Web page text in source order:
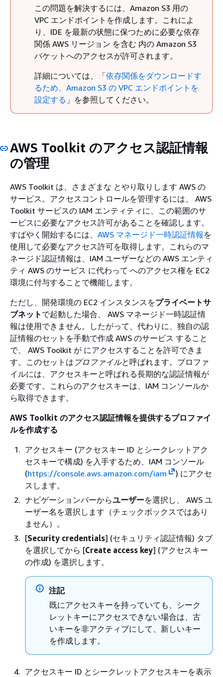
この問題を解決するには、Amazon S3 用の
VPC エンドポイントを作成します。これによ
り、IDE を最新の状態に保つために必要な依存
関係 AWS リージョン を含む 内の Amazon S3
バケットへのアクセスが許可されます。
詳細については、「依存関係をダウンロードす
るため、Amazon S3 の VPC エンドポイントを
設定する 」を参照してください。
AWS Toolkit のアクセス認証情報
の管理
AWS Toolkit は、さまざまな とやり取りします AWS の
サービス。アクセスコントロールを管理するには、 AWS
Toolkit サービスの IAM エンティティに、この範囲のサ
ービスに必要なアクセス許可があることを確認します。
すばやく開始するには、 AWS マネージド一時認証情報 を
使用して必要なアクセス許可を取得します。これらのマ
ネージド認証情報は、IAM ユーザーなどの AWS エンティ
ティ AWS のサービス に代わって へのアクセス権を EC2
環境に付与することで機能します。
ただし、開発環境の EC2 インスタンスをプライベートサ
ブネット で起動した場合、 AWS マネージド一時認証情
報は使用できません。したがって、代わりに、独自の認
証情報のセットを手動で作成 AWS のサービス すること
で、 AWS Toolkit が にアクセスすることを許可できま
す。このセットは プロファイルと呼ばれます。プロファ
イルには、アクセスキーと呼ばれる長期的な認証情報が
必要です。これらのアクセスキーは、IAM コンソールか
ら取得できます。
AWS Toolkit のアクセス認証情報を提供するプロファイ
ルを作成する
アクセスキー (アクセスキー ID とシークレットアク
セスキーで構成) を入手するため、IAM コンソール
(https://console.aws.amazon.com/iam
) にアクセ
スします。
ナビゲーションバーからユーザーを選択し、 AWS ユ
ーザー名を選択します（チェックボックスではあり
ません）。
[Security credentials] (セキュリティ認証情報) タブ
を選択してから [Create access key] (アクセスキー
の作成) を選択します。
注記
既にアクセスキーを持っていても、シーク
レットキーにアクセスできない場合は、古
いキーを非アクティブにして、新しいキー
を作成します。
アクセスキー ID とシークレットアクセスキーを表示